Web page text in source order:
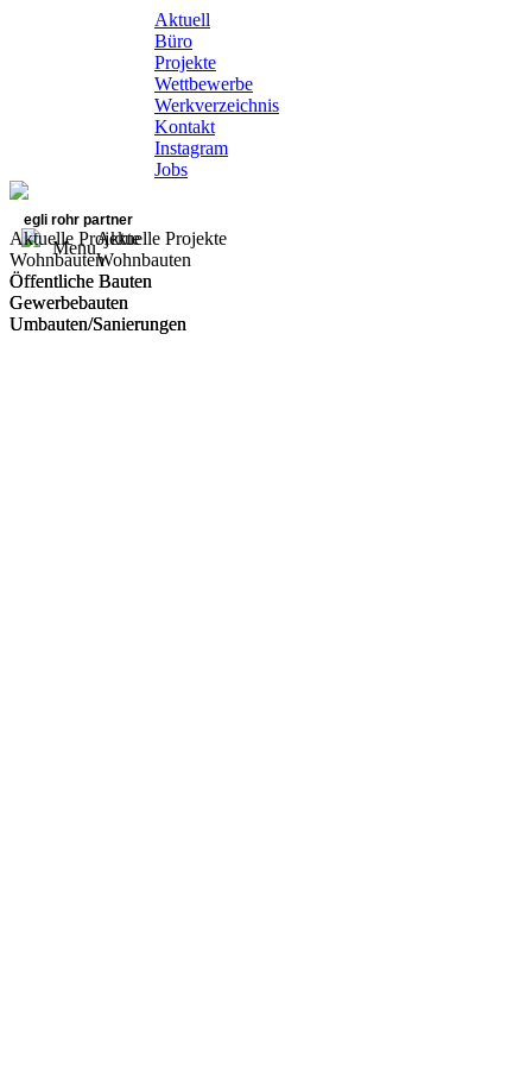
Aktuell
Büro
Projekte
Wettbewerbe
Werkverzeichnis
Kontakt
Instagram
Jobs
egli rohr partner
Menu
Aktuelle Projekte
Wohnbauten
Öffentliche Bauten
Gewerbebauten
Umbauten/Sanierungen
Aktuelle Projekte
Wohnbauten
Öffentliche Bauten
Gewerbebauten
Umbauten/Sanierungen